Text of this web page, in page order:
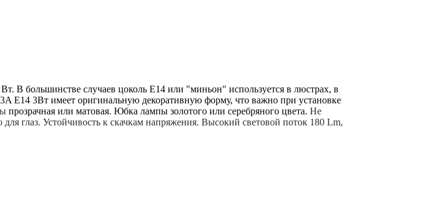
В большинстве случаев цоколь Е14 или "миньон" используется в люстрах, в
E14 3Вт имеет оригинальную декоративную форму, что важно при установке
прозрачная или матовая. Юбка лампы золотого или серебряного цвета. Не
глаз. Устойчивость к скачкам напряжения. Высокий световой поток 180 Lm,